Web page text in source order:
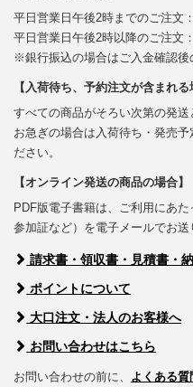
平日営業日午後2時までのご注文
平日営業日午後2時以降のご注文
※銀行振込の場合はご入金確認後
【入荷待ち、予約注文が含まれる
すべての商品がそろい次第の発送
お急ぎの場合は入荷待ち・発売
ださい。
【オンライン発送の商品の場合】
PDF版電子書籍は、ご利用にあ
参加証など）を電子メールでお送
請求書・領収書・見積書・
ポイントについて
大口注文・法人のお客様へ
お問い合わせはこちら
お問い合わせの前に、 よくある質